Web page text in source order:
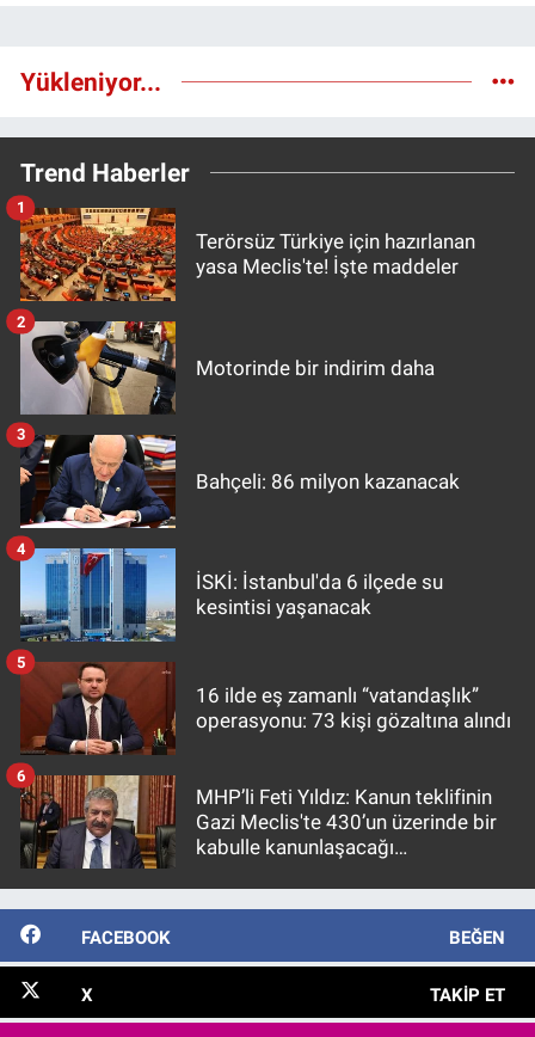
Yükleniyor...
Trend Haberler
Terörsüz Türkiye için hazırlanan
yasa Meclis'te! İşte maddeler
1
Motorinde bir indirim daha
2
Bahçeli: 86 milyon kazanacak
3
İSKİ: İstanbul'da 6 ilçede su
kesintisi yaşanacak
4
16 ilde eş zamanlı “vatandaşlık”
operasyonu: 73 kişi gözaltına alındı
5
MHP’li Feti Yıldız: Kanun teklifinin
Gazi Meclis'te 430’un üzerinde bir
kabulle kanunlaşacağı
6
FACEBOOK BEĞEN
X TAKIP ET